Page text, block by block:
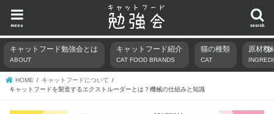
search
menu
キャットフード勉強会とは
ABOUT
キャットフード紹介
CAT FOOD BRANDS
猫の種類
CAT
原材料
HOME
キャットフードについて
キャットフードを製造するエクストルーダーとは？機械の仕組みと知識